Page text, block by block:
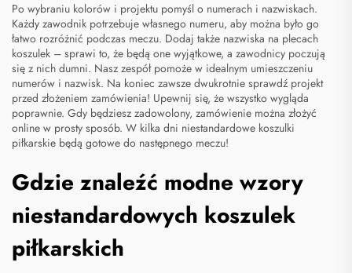
Po wybraniu kolorów i projektu pomyśl o numerach i nazwiskach.
Każdy zawodnik potrzebuje własnego numeru, aby można było go
łatwo rozróżnić podczas meczu. Dodaj także nazwiska na plecach
koszulek – sprawi to, że będą one wyjątkowe, a zawodnicy poczują
się z nich dumni. Nasz zespół pomoże w idealnym umieszczeniu
numerów i nazwisk. Na koniec zawsze dwukrotnie sprawdź projekt
przed złożeniem zamówienia! Upewnij się, że wszystko wygląda
poprawnie. Gdy będziesz zadowolony, zamówienie można złożyć
online w prosty sposób. W kilka dni niestandardowe koszulki
piłkarskie będą gotowe do następnego meczu!
Gdzie znaleźć modne wzory
niestandardowych koszulek
piłkarskich